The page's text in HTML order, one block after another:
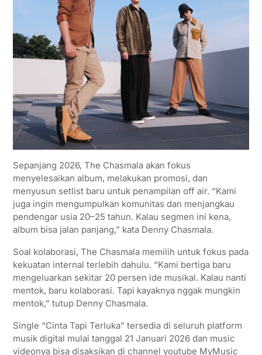
Sepanjang 2026, The Chasmala akan fokus
menyelesaikan album, melakukan promosi, dan
menyusun setlist baru untuk penampilan off air. “Kami
juga ingin mengumpulkan komunitas dan menjangkau
pendengar usia 20–25 tahun. Kalau segmen ini kena,
album bisa jalan panjang,” kata Denny Chasmala.
Soal kolaborasi, The Chasmala memilih untuk fokus pada
kekuatan internal terlebih dahulu. “Kami bertiga baru
mengeluarkan sekitar 20 persen ide musikal. Kalau nanti
mentok, baru kolaborasi. Tapi kayaknya nggak mungkin
mentok,” tutup Denny Chasmala.
Single “Cinta Tapi Terluka” tersedia di seluruh platform
musik digital mulai tanggal 21 Januari 2026 dan music
videonya bisa disaksikan di channel youtube MyMusic